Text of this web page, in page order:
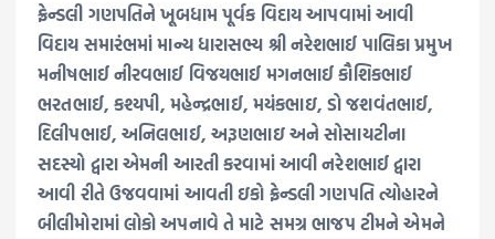
ફ્રેન્ડલી ગણપતિને ખૂબધામ પૂર્વક વિદાય આપવામાં આવી
વિદાય સમારંભમાં માન્ય ધારાસભ્ય શ્રી નરેશભાઈ પાલિકા પ્રમુખ
મનીષભાઈ નીરવભાઈ વિજયભાઈ મગનભાઈ કૌશિકભાઈ
ભરતભાઈ, કશ્યપી, મહેન્દ્રભાઈ, મયંકભાઇ, ડો જશવંતભાઈ,
દિલીપભાઈ, અનિલભાઈ, અરૂણભાઇ અને સોસાયટીના
સદસ્યો દ્વારા એમની આરતી કરવામાં આવી નરેશભાઈ દ્વારા
આવી રીતે ઉજવવામાં આવતી ઇકો ફ્રેન્ડલી ગણપતિ ત્યોહારને
બીલીમોરામાં લોકો અપનાવે તે માટે સમગ્ર ભાજપ ટીમને એમને